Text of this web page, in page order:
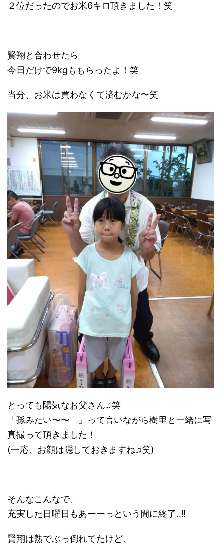
２位だったのでお米6キロ頂きました！笑
賢翔と合わせたら
今日だけで9kgももらったよ！笑
当分、お米は買わなくて済むかな〜笑
とっても陽気なお父さん♫笑
「孫みたい〜〜！」って言いながら樹里と一緒に写
真撮って頂きました！
(一応、お顔は隠しておきますね♫笑)
そんなこんなで、
充実した日曜日もあーーっという間に終了‥!!
賢翔は熱でぶっ倒れてたけど、